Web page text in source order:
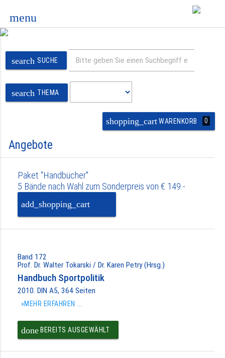
menu
search SUCHE
search THEMA
shopping_cartWARENKORB 0
Angebote
Paket "Handbücher"
5 Bände nach Wahl zum Sonderpreis von € 149.-
add_shopping_cart
Band 172
Prof. Dr. Walter Tokarski / Dr. Karen Petry (Hrsg.)
Handbuch Sportpolitik
2010. DIN A5, 364 Seiten
»MEHR ERFAHREN ...
doneBEREITS AUSGEWÄHLT